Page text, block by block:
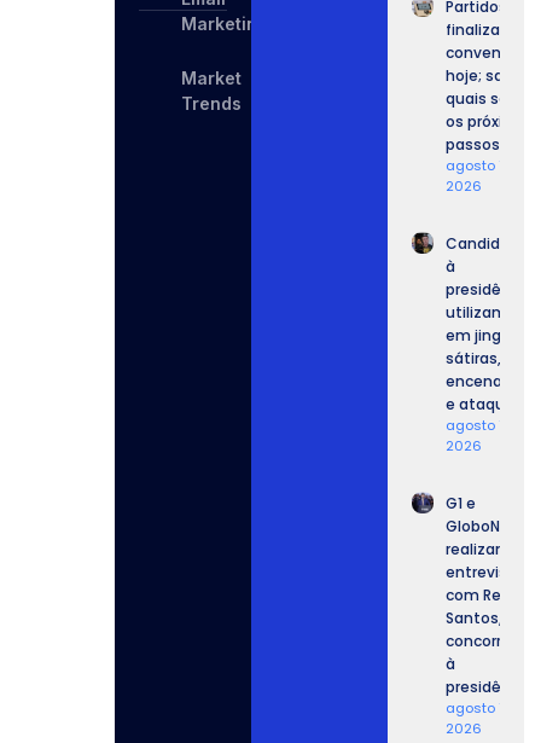
Marketing
Market
Trends
Partidos
finalizam
convenções
hoje; saiba
quais serão
os próximos
passos.
agosto 7,
2026
Candidatos
à
presidência
utilizam IA
em jingles,
sátiras,
encenações
e ataques.
agosto 7,
2026
G1 e
GloboNews
realizam
entrevista
com Renan
Santos,
concorrente
à
presidência.
agosto 7,
2026